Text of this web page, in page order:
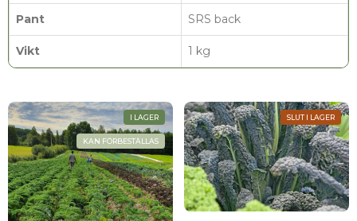
Pant SRS back
Vikt 1 kg
KAN FÖRBESTÄLLAS
I LAGER SLUT I LAGER